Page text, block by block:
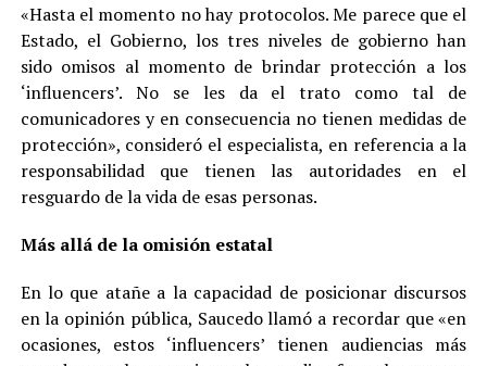
«Hasta el momento no hay protocolos. Me parece que el
Estado, el Gobierno, los tres niveles de gobierno han
sido omisos al momento de brindar protección a los
‘influencers’. No se les da el trato como tal de
comunicadores y en consecuencia no tienen medidas de
protección», consideró el especialista, en referencia a la
responsabilidad que tienen las autoridades en el
resguardo de la vida de esas personas.
Más allá de la omisión estatal
En lo que atañe a la capacidad de posicionar discursos
en la opinión pública, Saucedo llamó a recordar que «en
ocasiones, estos ‘influencers’ tienen audiencias más